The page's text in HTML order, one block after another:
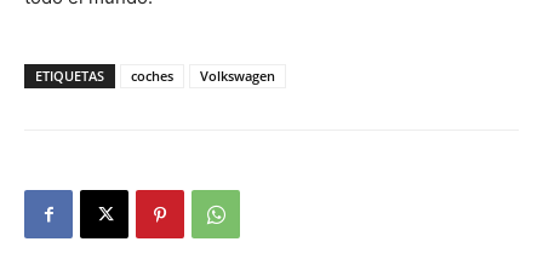
ETIQUETAS coches Volkswagen